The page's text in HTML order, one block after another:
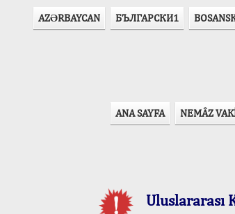
AZӘRBAYCAN БЪЛГАРСКИ1
ANA SAYFA NEMÂZ
Uluslararası